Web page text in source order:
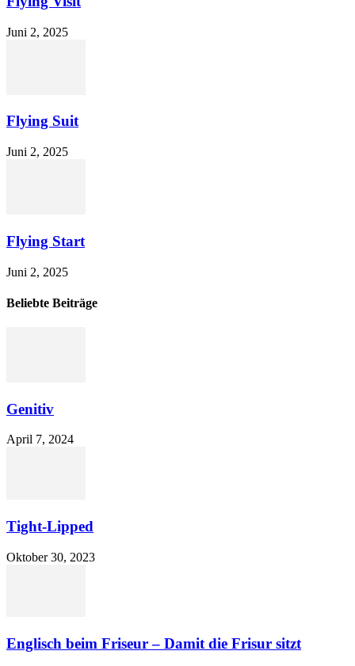
Juni 2, 2025
Flying Suit
Juni 2, 2025
Flying Start
Juni 2, 2025
Beliebte Beiträge
Genitiv
April 7, 2024
Tight-Lipped
Oktober 30, 2023
Englisch beim Friseur – Damit die Frisur sitzt